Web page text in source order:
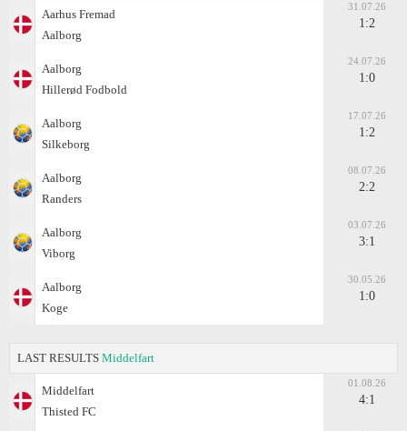
Aarhus Fremad
Aalborg
31.07.26
1:2
Aalborg
Hillerød Fodbold
24.07.26
1:0
Aalborg
Silkeborg
17.07.26
1:2
Aalborg
Randers
08.07.26
2:2
Aalborg
Viborg
03.07.26
3:1
Aalborg
Koge
30.05.26
1:0
LAST RESULTS Middelfart
Middelfart
Thisted FC
01.08.26
4:1